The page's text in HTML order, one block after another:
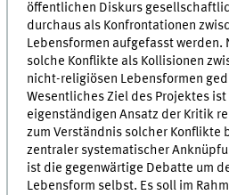
öffentlichen Diskurs
durchaus als Konfrontationen
Lebensformen aufgefasst werden.
solche Konflikte als Kollisionen
nicht-religiösen Lebensformen
Wesentliches Ziel des Projektes
eigenständigen Ansatz der Kritik
zum Verständnis solcher Konflikte
zentraler systematischer
ist die gegenwärtige Debatte um
Lebensform selbst. Es soll im